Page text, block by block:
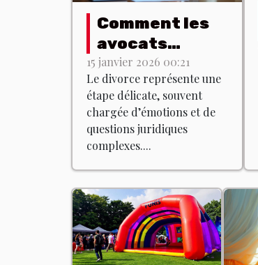
Comment les
avocats
spécialisés
accompagnent
dans les
procédures de
divorce ?
15 janvier 2026 00:21
Le divorce représente une
étape délicate, souvent
chargée d’émotions et de
questions juridiques
complexes....